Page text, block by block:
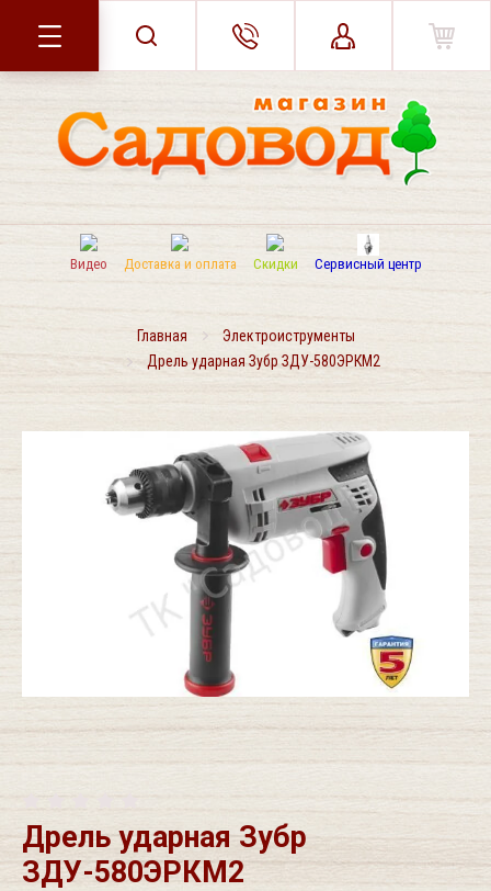
Видео Доставка и оплата Скидки Сервисный центр
Главная
Электроиструменты
Дрель ударная Зубр ЗДУ-580ЭРКМ2
Дрель ударная Зубр
ЗДУ-580ЭРКМ2